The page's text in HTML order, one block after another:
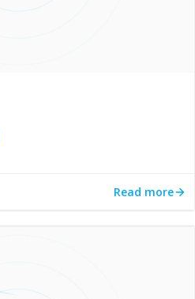
Read more